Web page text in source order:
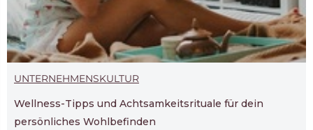
UNTERNEHMENSKULTUR
Wellness-Tipps und Achtsamkeitsrituale für dein
persönliches Wohlbefinden